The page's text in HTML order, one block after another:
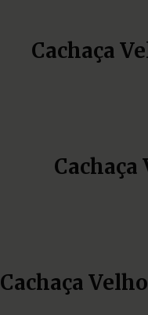
Cachaça
Cachaça